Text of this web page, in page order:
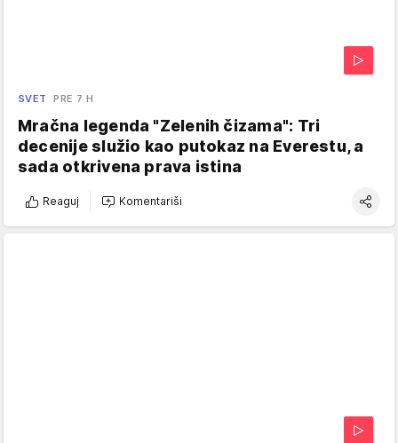
SVET PRE 7 H
Mračna legenda "Zelenih čizama": Tri
decenije služio kao putokaz na Everestu, a
sada otkrivena prava istina
Reaguj Komentariši